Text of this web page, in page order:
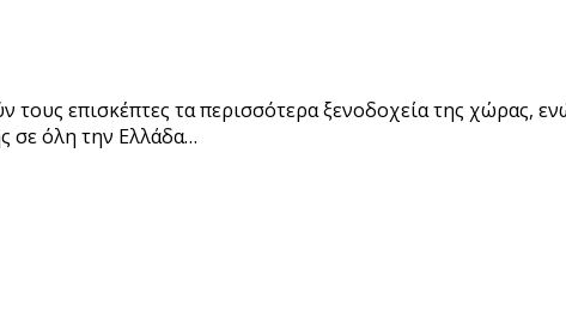
επισκέπτες τα περισσότερα ξενοδοχεία της χώρας,
σε όλη την Ελλάδα…